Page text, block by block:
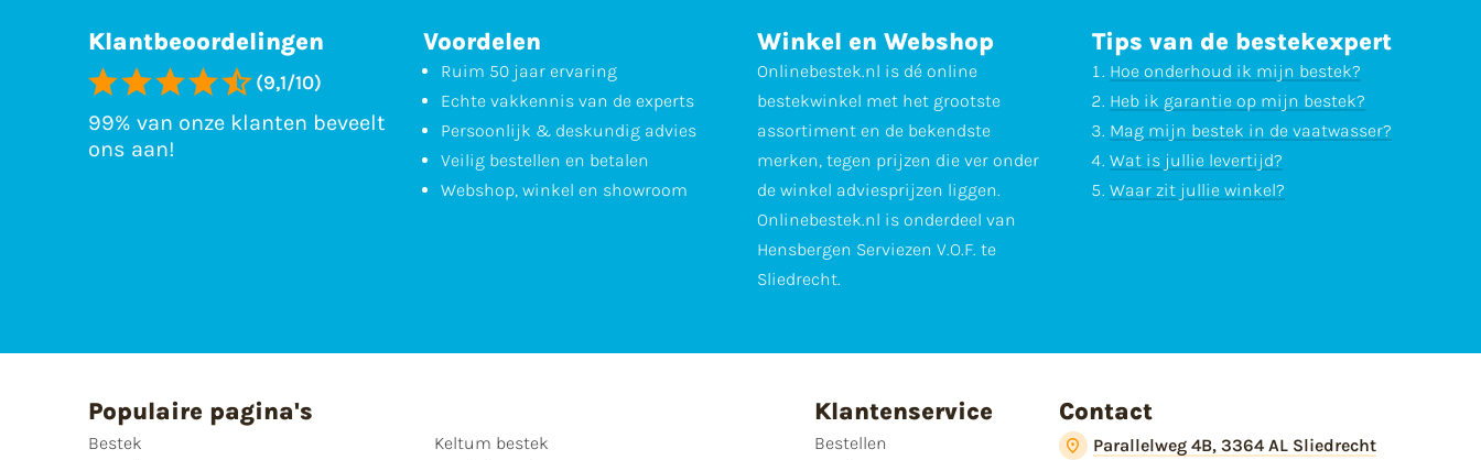
Klantbeoordelingen
(9,1/10)
99% van onze klanten beveelt
ons aan!
Voordelen
Ruim 50 jaar ervaring
Echte vakkennis van de experts
Persoonlijk & deskundig advies
Veilig bestellen en betalen
Webshop, winkel en showroom
Winkel en Webshop
Onlinebestek.nl is dé online
bestekwinkel met het grootste
assortiment en de bekendste
merken, tegen prijzen die ver onder
de winkel adviesprijzen liggen.
Onlinebestek.nl is onderdeel van
Hensbergen Serviezen V.O.F. te
Sliedrecht.
Tips van de bestekexpert
Hoe onderhoud ik mijn bestek?
Heb ik garantie op mijn bestek?
Mag mijn bestek in de vaatwasser?
Wat is jullie levertijd?
Waar zit jullie winkel?
Populaire pagina's
Bestek
Keltum bestek
Klantenservice
Bestellen
Contact
Parallelweg 4B, 3364 AL Sliedrecht